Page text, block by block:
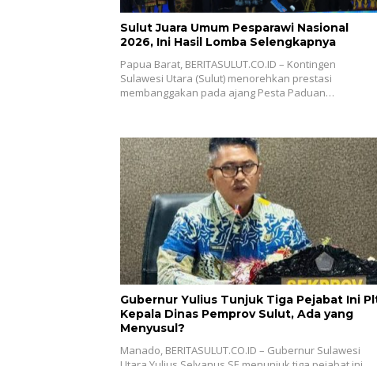
Sulut Juara Umum Pesparawi Nasional
2026, Ini Hasil Lomba Selengkapnya
Papua Barat, BERITASULUT.CO.ID – Kontingen
Sulawesi Utara (Sulut) menorehkan prestasi
membanggakan pada ajang Pesta Paduan…
Gubernur Yulius Tunjuk Tiga Pejabat Ini
Kepala Dinas Pemprov Sulut, Ada yang
Menyusul?
Manado, BERITASULUT.CO.ID – Gubernur Sulawesi